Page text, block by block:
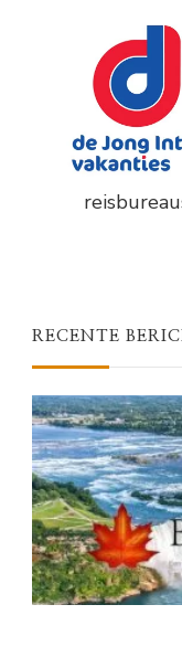
RECENTE